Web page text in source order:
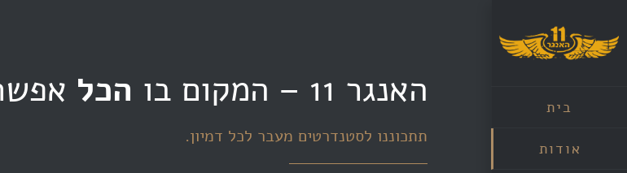
to
content
בית
אודות
האנגר 11 – המקום בו הכל
תתכוננו לסטנדרטים מעבר לכל דמיון.